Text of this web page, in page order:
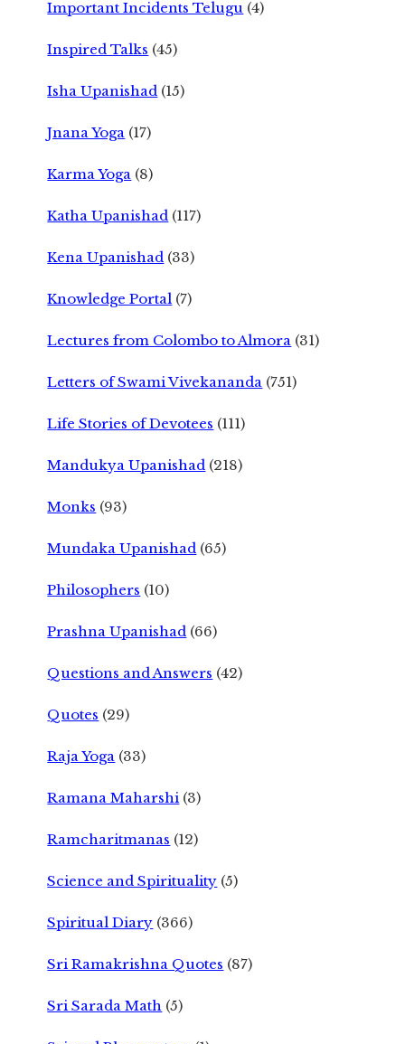
Important Incidents Telugu (4)
Inspired Talks (45)
Isha Upanishad (15)
Jnana Yoga (17)
Karma Yoga (8)
Katha Upanishad (117)
Kena Upanishad (33)
Knowledge Portal (7)
Lectures from Colombo to Almora (31)
Letters of Swami Vivekananda (751)
Life Stories of Devotees (111)
Mandukya Upanishad (218)
Monks (93)
Mundaka Upanishad (65)
Philosophers (10)
Prashna Upanishad (66)
Questions and Answers (42)
Quotes (29)
Raja Yoga (33)
Ramana Maharshi (3)
Ramcharitmanas (12)
Science and Spirituality (5)
Spiritual Diary (366)
Sri Ramakrishna Quotes (87)
Sri Sarada Math (5)